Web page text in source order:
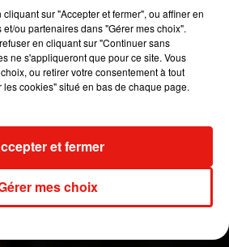
2020 à 15h00 par A.L.
"Pas de Panique" !
Le fourmilier géant fait son retour
sur "Accepter et fermer", ou affiner en
ou partenaires dans "Gérer mes choix".
en cliquant sur "Continuer sans
ne s'appliqueront que pour ce site. Vous
ou retirer votre consentement à tout
cookies" situé en bas de chaque page.
mes choix
et fermer